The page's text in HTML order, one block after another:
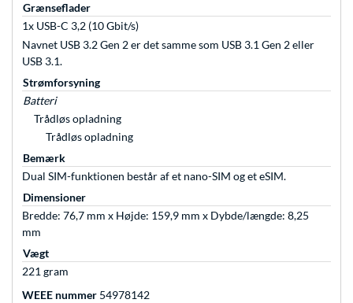
Grænseflader
1x USB-C 3,2 (10 Gbit/s)
Navnet USB 3.2 Gen 2 er det samme som USB 3.1 Gen 2 eller
USB 3.1.
Strømforsyning
Batteri
Trådløs opladning
Trådløs opladning
Bemærk
Dual SIM-funktionen består af et nano-SIM og et eSIM.
Dimensioner
Bredde: 76,7 mm x Højde: 159,9 mm x Dybde/længde: 8,25
mm
Vægt
221 gram
WEEE nummer 54978142